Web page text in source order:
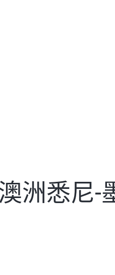
洲悉尼-